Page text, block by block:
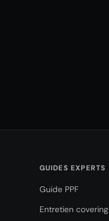
GUIDES EXPERTS
Guide PPF
Entretien covering